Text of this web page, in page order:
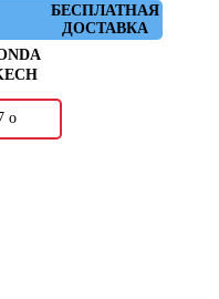
БЕСПЛАТНАЯ
ДОСТАВКА
о